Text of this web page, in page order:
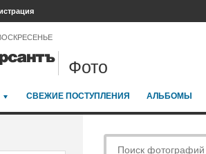
Фото
СВЕЖИЕ ПОСТУПЛЕНИЯ АЛЬБОМЫ